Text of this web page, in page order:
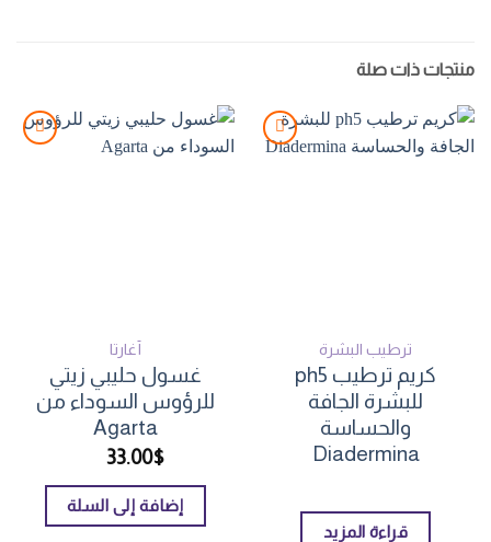
منتجات ذات صلة
ترطيب البشرة
كريم ترطيب ph5
للبشرة الجافة
والحساسة
Diadermina
قراءة المزيد
أغارتا
غسول حليبي زيتي
للرؤوس السوداء من
Agarta
33.00$
إضافة إلى السلة